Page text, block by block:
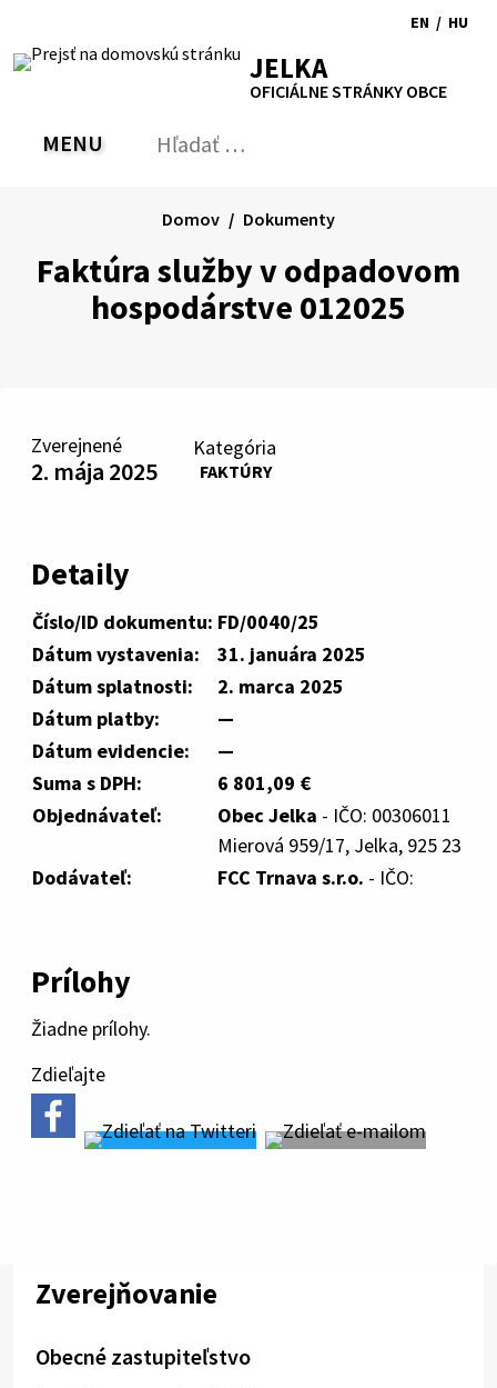
obsah
RSS MapaTlačiť
Zvýšiť
kontrast
písmapísma
EN
to
/ HU
JELKA
OFICIÁLNE STRÁNKY OBCE
PREPNÚŤ
MENU Hľadať:
Faktúra služby v odpadovom
hospodárstve 012025
Domov Dokumenty
Zverejnené
2. mája 2025
Kategória
FAKTÚRY
Detaily
Číslo/ID dokumentu: FD/0040/25
Dátum vystavenia:
31. januára 2025
Dátum splatnosti:
2. marca 2025
Dátum platby:
—
Dátum evidencie:
—
Suma s DPH:
6 801,09 €
Objednávateľ:
Obec Jelka - IČO: 00306011
Mierová 959/17, Jelka, 925 23
Dodávateľ:
FCC Trnava s.r.o. - IČO:
Prílohy
Žiadne prílohy.
Zdieľajte
Zverejňovanie
Obecné zastupiteľstvo